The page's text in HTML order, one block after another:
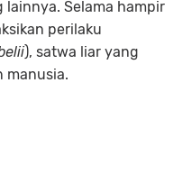
Selama hampir
perilaku
), satwa liar yang
manusia.